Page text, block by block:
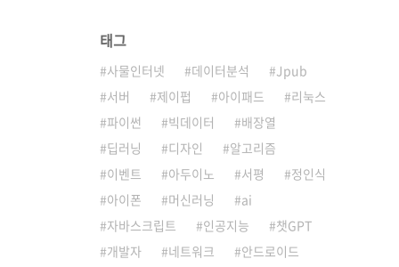
태그
사물인터넷 데이터분석
Jpub
서버
제이펍 아이패드
리눅스
파이썬
빅데이터
배장열
딥러닝
디자인
알고리즘
이벤트
아두이노 서평
정인식
아이폰
머신러닝
ai
자바스크립트
인공지능
챗GPT
개발자
네트워크 안드로이드